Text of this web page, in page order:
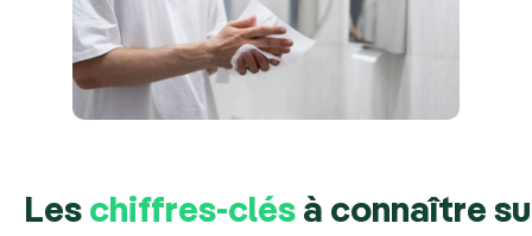
Les chiffres-clés à connaître